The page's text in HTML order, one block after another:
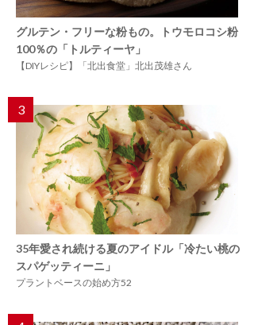
グルテン・フリーな粉もの。トウモロコシ粉
100％の「トルティーヤ」
【DIYレシピ】「北出食堂」北出茂雄さん
3
35年愛され続ける夏のアイドル「冷たい桃の
スパゲッティーニ」
プラントベースの始め方52